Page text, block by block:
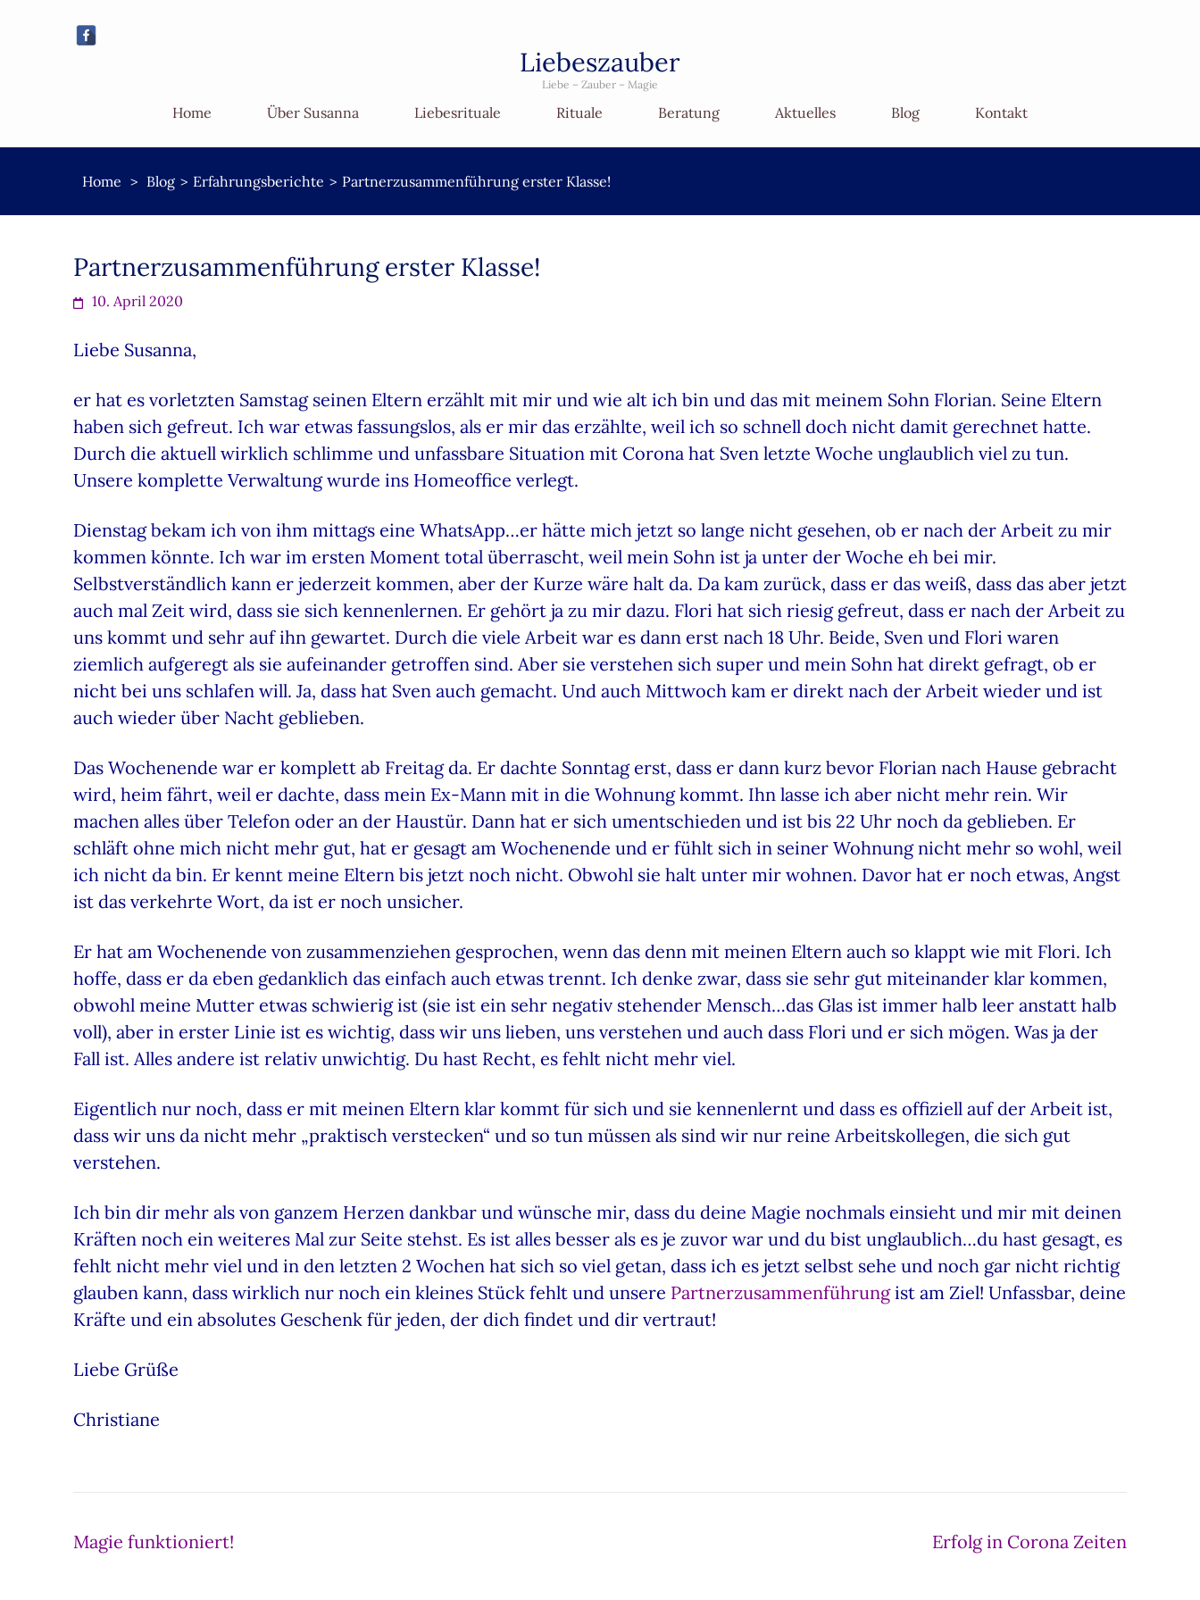
Liebeszauber
Liebe – Zauber – Magie
Home Über Susanna Liebesrituale Rituale Beratung Aktuelles Blog Kontakt
Home > Blog > Erfahrungsberichte > Partnerzusammenführung erster Klasse!
Partnerzusammenführung erster Klasse!
10. April 2020
Liebe Susanna,
er hat es vorletzten Samstag seinen Eltern erzählt mit mir und wie alt ich bin und das mit meinem Sohn Florian. Seine Eltern
haben sich gefreut. Ich war etwas fassungslos, als er mir das erzählte, weil ich so schnell doch nicht damit gerechnet hatte.
Durch die aktuell wirklich schlimme und unfassbare Situation mit Corona hat Sven letzte Woche unglaublich viel zu tun.
Unsere komplette Verwaltung wurde ins Homeoffice verlegt.
Dienstag bekam ich von ihm mittags eine WhatsApp…er hätte mich jetzt so lange nicht gesehen, ob er nach der Arbeit zu mir
kommen könnte. Ich war im ersten Moment total überrascht, weil mein Sohn ist ja unter der Woche eh bei mir.
Selbstverständlich kann er jederzeit kommen, aber der Kurze wäre halt da. Da kam zurück, dass er das weiß, dass das aber jetzt
auch mal Zeit wird, dass sie sich kennenlernen. Er gehört ja zu mir dazu. Flori hat sich riesig gefreut, dass er nach der Arbeit zu
uns kommt und sehr auf ihn gewartet. Durch die viele Arbeit war es dann erst nach 18 Uhr. Beide, Sven und Flori waren
ziemlich aufgeregt als sie aufeinander getroffen sind. Aber sie verstehen sich super und mein Sohn hat direkt gefragt, ob er
nicht bei uns schlafen will. Ja, dass hat Sven auch gemacht. Und auch Mittwoch kam er direkt nach der Arbeit wieder und ist
auch wieder über Nacht geblieben.
Das Wochenende war er komplett ab Freitag da. Er dachte Sonntag erst, dass er dann kurz bevor Florian nach Hause gebracht
wird, heim fährt, weil er dachte, dass mein Ex-Mann mit in die Wohnung kommt. Ihn lasse ich aber nicht mehr rein. Wir
machen alles über Telefon oder an der Haustür. Dann hat er sich umentschieden und ist bis 22 Uhr noch da geblieben. Er
schläft ohne mich nicht mehr gut, hat er gesagt am Wochenende und er fühlt sich in seiner Wohnung nicht mehr so wohl, weil
ich nicht da bin. Er kennt meine Eltern bis jetzt noch nicht. Obwohl sie halt unter mir wohnen. Davor hat er noch etwas, Angst
ist das verkehrte Wort, da ist er noch unsicher.
Er hat am Wochenende von zusammenziehen gesprochen, wenn das denn mit meinen Eltern auch so klappt wie mit Flori. Ich
hoffe, dass er da eben gedanklich das einfach auch etwas trennt. Ich denke zwar, dass sie sehr gut miteinander klar kommen,
obwohl meine Mutter etwas schwierig ist (sie ist ein sehr negativ stehender Mensch…das Glas ist immer halb leer anstatt halb
voll), aber in erster Linie ist es wichtig, dass wir uns lieben, uns verstehen und auch dass Flori und er sich mögen. Was ja der
Fall ist. Alles andere ist relativ unwichtig. Du hast Recht, es fehlt nicht mehr viel.
Eigentlich nur noch, dass er mit meinen Eltern klar kommt für sich und sie kennenlernt und dass es offiziell auf der Arbeit ist,
dass wir uns da nicht mehr „praktisch verstecken“ und so tun müssen als sind wir nur reine Arbeitskollegen, die sich gut
verstehen.
Ich bin dir mehr als von ganzem Herzen dankbar und wünsche mir, dass du deine Magie nochmals einsieht und mir mit deinen
Kräften noch ein weiteres Mal zur Seite stehst. Es ist alles besser als es je zuvor war und du bist unglaublich…du hast gesagt, es
fehlt nicht mehr viel und in den letzten 2 Wochen hat sich so viel getan, dass ich es jetzt selbst sehe und noch gar nicht richtig
glauben kann, dass wirklich nur noch ein kleines Stück fehlt und unsere Partnerzusammenführungist am Ziel! Unfassbar, deine
Kräfte und ein absolutes Geschenk für jeden, der dich findet und dir vertraut!
Liebe Grüße
Christiane
Beitragsnavigation
Magie funktioniert! Erfolg in Corona Zeiten